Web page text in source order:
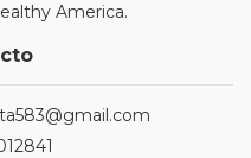
America.